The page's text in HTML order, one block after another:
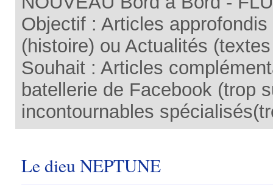
Objectif : Articles
(histoire) ou Actualités
Souhait : Articles
batellerie de Facebook (trop
incontournables
Le dieu NEPTUNE